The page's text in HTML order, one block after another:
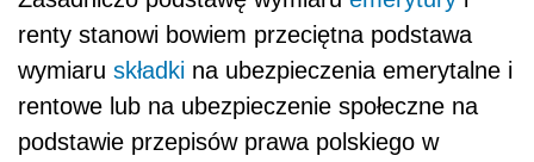
renty stanowi bowiem przeciętna podstawa
wymiaru składki na ubezpieczenia emerytalne i
rentowe lub na ubezpieczenie społeczne na
podstawie przepisów prawa polskiego w